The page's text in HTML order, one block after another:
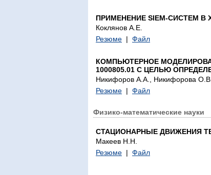
ПРИМЕНЕНИЕ SIEM-СИСТЕМ
Коклянов А.Е.
Резюме | Файл
КОМПЬЮТЕРНОЕ
1000805.01 С ЦЕЛЬЮ
Никифоров А.А., Никифорова
Резюме | Файл
Физико-математические науки
СТАЦИОНАРНЫЕ ДВИЖЕНИЯ
Макеев Н.Н.
Резюме | Файл